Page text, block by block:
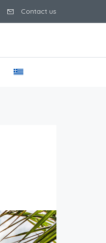
Contact us